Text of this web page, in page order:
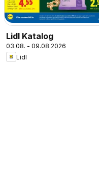
Lidl Katalog
03.08. - 09.08.2026
Lidl